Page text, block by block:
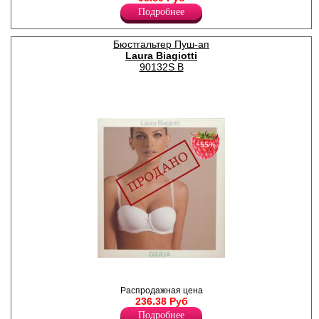
Лайкра 11%
Полиамид 89%
Подробнее
Бюстгальтер Пуш-ап
Laura Biagiotti
90132S B
"пуш-ап", съемные
регулируемые бретели,
атласный бантик. Размер
−55%
Распродажная цена
236.38 Руб
Подробнее